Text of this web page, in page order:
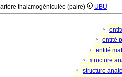
artère thalamogéniculée (paire) UBU
entité
entité
structure
structure